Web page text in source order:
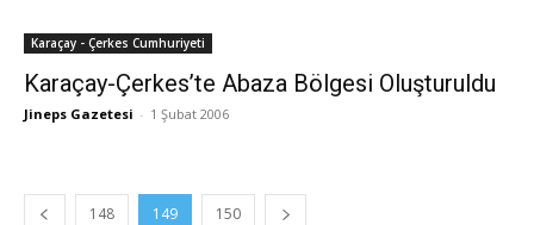
Karaçay - Çerkes Cumhuriyeti
Karaçay-Çerkes’te Abaza Bölgesi Oluşturuldu
Jineps Gazetesi - 1 Şubat 2006
148 149 150